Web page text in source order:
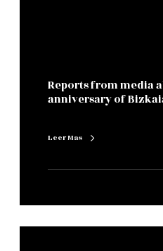
Reports from media
anniversary of
Leer Mas